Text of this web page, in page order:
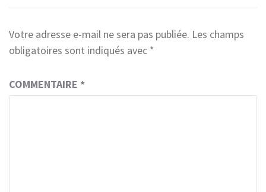
Votre adresse e-mail ne sera pas publiée. Les champs
obligatoires sont indiqués avec *
COMMENTAIRE *